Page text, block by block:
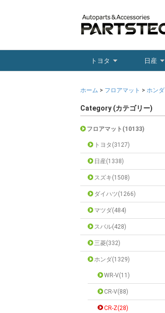
トヨタ 日産
ホーム > フロアマット > ホンダ
Category (カテゴリー)
フロアマット(10133)
トヨタ(3127)
日産(1338)
スズキ(1508)
ダイハツ(1266)
マツダ(484)
スバル(428)
三菱(332)
ホンダ(1329)
WR-V(11)
CR-V(88)
CR-Z(28)